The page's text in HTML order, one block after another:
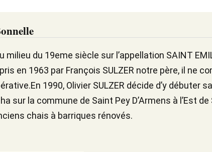
milieu du 19eme siècle sur l’appellation SAINT
en 1963 par François SULZER notre père, il ne
1990, Olivier SULZER décide d’y débuter
sur la commune de Saint Pey D’Armens à l’Est
chais à barriques rénovés.